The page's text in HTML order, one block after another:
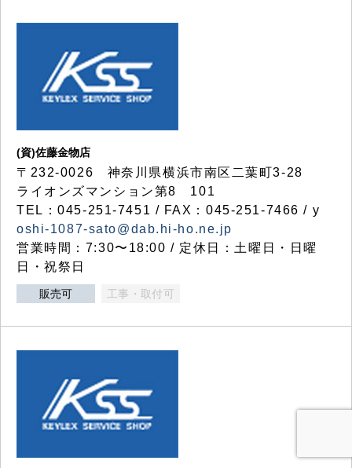
(資)佐藤金物店
〒232-0026 神奈川県横浜市南区二葉町3-28
ライオンズマンション第8 101
TEL：045-251-7451 / FAX：045-251-7466 / y
oshi-1087-sato@dab.hi-ho.ne.jp
営業時間：7:30〜18:00 / 定休日：土曜日・日曜
日・祝祭日
販売可 工事・取付可